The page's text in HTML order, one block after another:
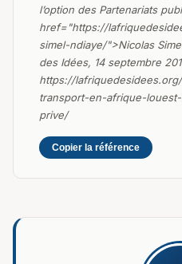
l’option des Partenariats
href="https://
simel-ndiaye/">Nicolas
des Idées, 14 septembre
https://
transport-en-afrique-
prive/
Copier la référence